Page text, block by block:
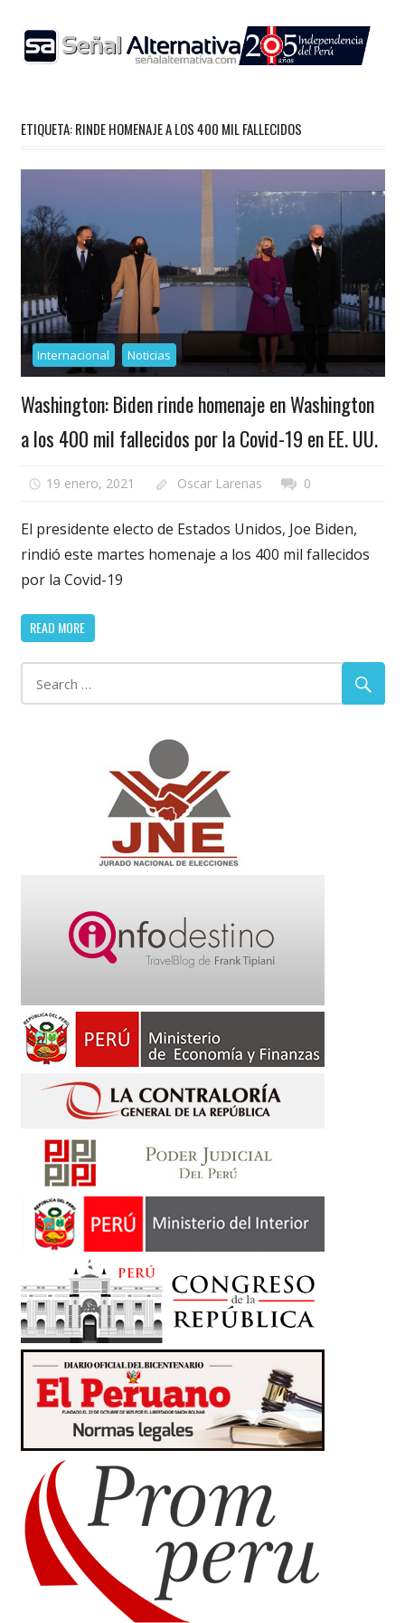
content
ETIQUETA:RINDE HOMENAJE A LOS 400 MIL FALLECIDOS
Internacional Noticias
Washington: Biden rinde homenaje en Washington
a los 400 mil fallecidos por la Covid-19 en EE. UU.
19 enero, 2021 Oscar Larenas 0
El presidente electo de Estados Unidos, Joe Biden,
rindió este martes homenaje a los 400 mil fallecidos
por la Covid-19
READ MORE